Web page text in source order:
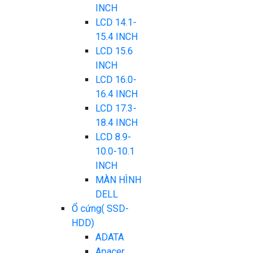
INCH
LCD 14.1-
15.4 INCH
LCD 15.6
INCH
LCD 16.0-
16.4 INCH
LCD 17.3-
18.4 INCH
LCD 8.9-
10.0-10.1
INCH
MÀN HÌNH
DELL
Ổ cứng( SSD-
HDD)
ADATA